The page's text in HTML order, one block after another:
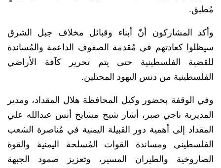
مُطبق.
وأكد المشاركون أنّ أبناء وقبائل مخلاف جبل الشرق
سيظلوا كعادتهم في مُقدمة الصفوف الداعمة والمُساندة
للقضية الفلسطينية حتى يتم تحرير كآفة الأراضي
الفلسطينية من دنس اليهود المحتلين.
وفي الوقفة بحضور وكيل المحافظة هلال المقداد، ومدير
المديرية ناجي صبر، أشار شيخ مشايخ أنس عبدالله علي
المقداد إلى أهمية دور القبيلة اليمنية في مُناصرة الشعب
الفلسطيني ومساندة القوات المُسلحة اليمنية والقوة
الصاروخية والطيران المسير، وتعزيز صمود الجبهة